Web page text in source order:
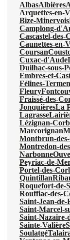
AlbasAlbières
Arquettes-en-
Bize-Minervois
Camplong-
Cascastel-des-
Caunettes-en-
Coursan
Cuxac-d'Aude
Duilhac-sous-
Embres-et-
Félines-
Fleury
Fraissé-des-
JonquièresLa
Lagrasse
Lézignan-
Marcorignan
Montbrun-
Montredon-
Narbonne
Peyriac-de-
Portel-des-
Quintillan
Roquefort-de-
Rouffiac-des-
Saint-Jean-
Saint-Marcel-
Saint-Nazaire-
Sainte-Valière
Soulatgé